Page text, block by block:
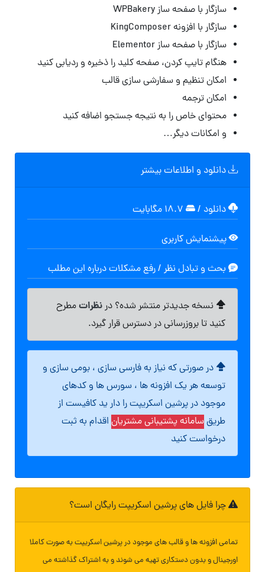
سازگار با صفحه ساز WPBakery
سازگار با افزونه KingComposer
سازگار با صفحه ساز Elementor
هنگام تایپ کردن، صفحه کلید را ذخیره و ردیابی کنید
امکان تنظیم و سفارشی سازی قالب
امکان ترجمه
محتوای خاص را به نتیجه جستجو اضافه کنید
و امکانات دیگر…
دانلود و اطلاعات بیشتر
دانلود /
پیشنمایش کاربری
بحث و تبادل نظر / رفع مشکلات درباره این مطلب
نسخه جدیدتر منتشر شده؟ درنظراتمطرح
کنید تا بروزرسانی در دسترس قرار گیرد.
در صورتی که نیاز به فارسی سازی ، بومی سازی و
توسعه هر یک افزونه ها ، سورس ها و کدهای
موجود در پرشین اسکریپت را دار ید کافیست از
طریقسامانه پشتیبانی مشتریان اقدام به ثبت
درخواست کنید
چرا فایل های پرشین اسکریپت رایگان است؟
تمامی افزونه ها و قالب های موجود در پرشین اسکریپت به صورت کاملا
اورجینال و بدون دستکاری تهیه می شوند و به اشتراک گذاشته می